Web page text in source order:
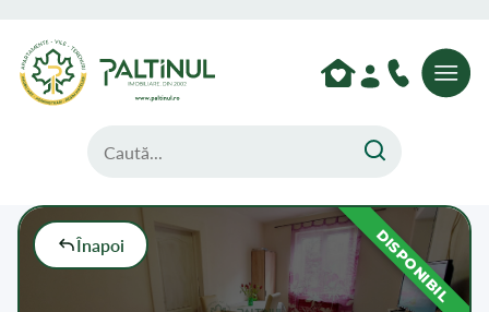
Înapoi DISPONIBIL